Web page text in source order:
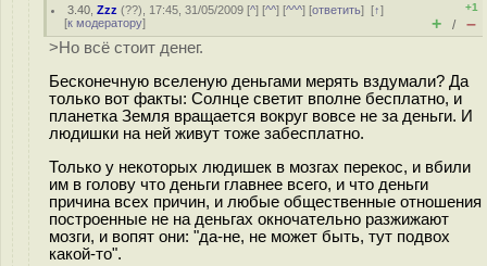
3.40 ,Zzz (??), 17:45, 31/05/2009 [^] [^^] [^^^] [ответить][↑]
[к модератору]
+1
+ / –
>Но всё стоит денег.
Бесконечную вселеную деньгами мерять вздумали? Да
только вот факты: Солнце светит вполне бесплатно, и
планетка Земля вращается вокруг вовсе не за деньги. И
людишки на ней живут тоже забесплатно.
Только у некоторых людишек в мозгах перекос, и вбили
им в голову что деньги главнее всего, и что деньги
причина всех причин, и любые общественные отношения
построенные не на деньгах окночательно разжижают
мозги, и вопят они: "да-не, не может быть, тут подвох
какой-то".